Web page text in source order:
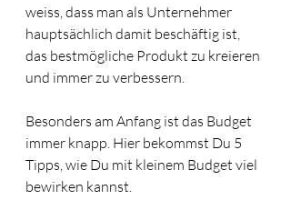
weiss, dass man als Unternehmer
hauptsächlich damit beschäftig ist,
das bestmögliche Produkt zu kreieren
und immer zu verbessern.
Besonders am Anfang ist das Budget
immer knapp. Hier bekommst Du 5
Tipps, wie Du mit kleinem Budget viel
bewirken kannst.